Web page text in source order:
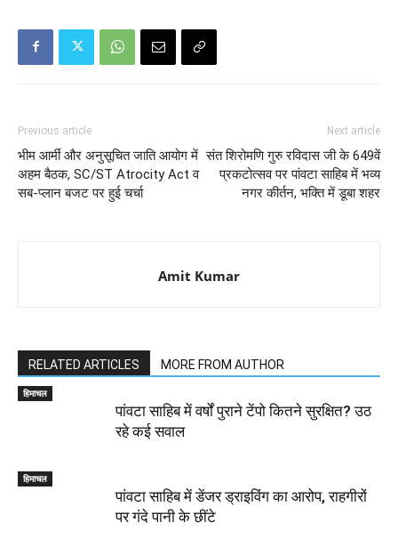
Previous article
भीम आर्मी और अनुसूचित जाति आयोग में
अहम बैठक, SC/ST Atrocity Act व
सब-प्लान बजट पर हुई चर्चा
Next article
संत शिरोमणि गुरु रविदास जी के 649वें
प्रकटोत्सव पर पांवटा साहिब में भव्य
नगर कीर्तन, भक्ति में डूबा शहर
Amit Kumar
RELATED ARTICLES MORE FROM AUTHOR
हिमाचल
पांवटा साहिब में वर्षों पुराने टेंपो कितने सुरक्षित? उठ
रहे कई सवाल
हिमाचल
पांवटा साहिब में डेंजर ड्राइविंग का आरोप, राहगीरों
पर गंदे पानी के छींटे